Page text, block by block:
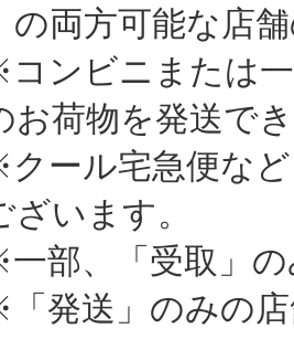
の両方可能な店
ビニまたは一
お荷物を発送で
ル宅急便など
ざいます。
、「受取」の
送」のみの店